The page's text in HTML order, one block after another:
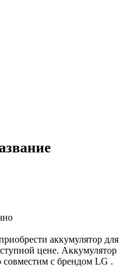
аккумулятор для
цене. Аккумулятор
с брендом LG .